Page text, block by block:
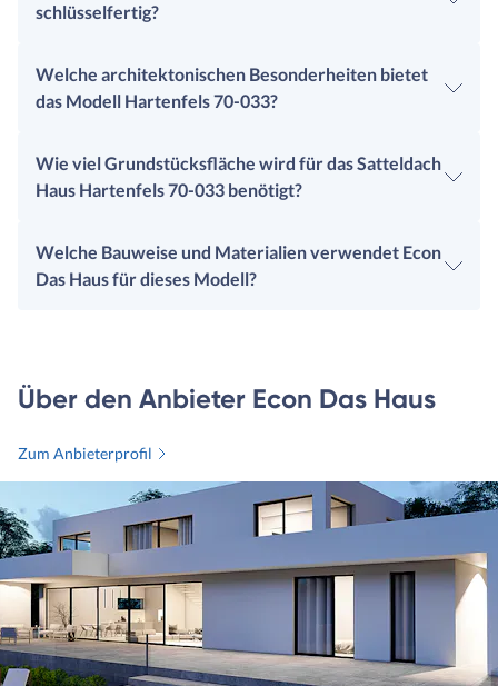
schlüsselfertig?
Welche architektonischen Besonderheiten bietet
das Modell Hartenfels 70-033?
Wie viel Grundstücksfläche wird für das Satteldach
Haus Hartenfels 70-033 benötigt?
Welche Bauweise und Materialien verwendet Econ
Das Haus für dieses Modell?
Über den Anbieter Econ Das Haus
Zum Anbieterprofil